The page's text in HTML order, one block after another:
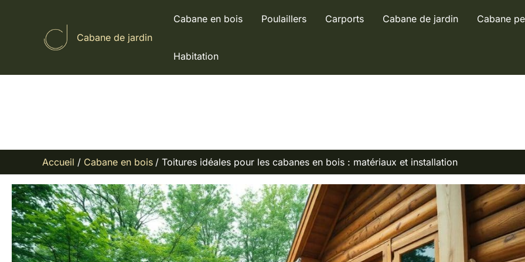
Cabane de jardin
Cabane en bois Poulaillers Carports Cabane de jardin Cabane
Habitation
Accueil Cabane en bois Toitures idéales pour les cabanes en bois : matériaux et installation